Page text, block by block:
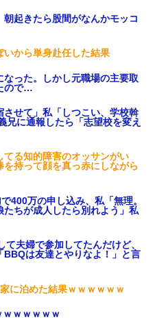
起きたら股間がなんかモッコ
いから単身赴任した結果
った。しかし元職場の主要取
ので…
せて」私「しつこい、学校斡
に通報したら「志望校を変え
る知的障害のオッサンがい
持って顔を真っ赤にしながら
400万の申し込み、私「無理。
ちが成人したら別れよう」私
夫婦で参加してたんだけど、
は友達とやりなよ！」と言
に泊めた結果ｗｗｗｗｗｗ
ｗｗｗｗｗ